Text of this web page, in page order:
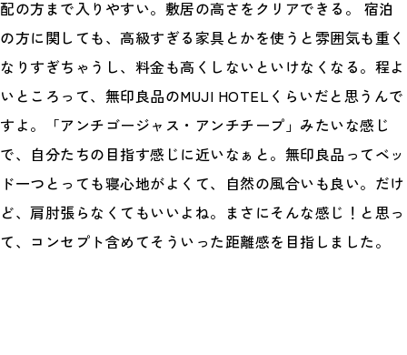
配の方まで入りやすい。敷居の高さをクリアできる。 宿泊
の方に関しても、高級すぎる家具とかを使うと雰囲気も重く
なりすぎちゃうし、料金も高くしないといけなくなる。程よ
いところって、無印良品のMUJI HOTELくらいだと思うんで
すよ。「アンチゴージャス・アンチチープ」みたいな感じ
で、自分たちの目指す感じに近いなぁと。無印良品ってベッ
ド一つとっても寝心地がよくて、自然の風合いも良い。だけ
ど、肩肘張らなくてもいいよね。まさにそんな感じ！と思っ
て、コンセプト含めてそういった距離感を目指しました。